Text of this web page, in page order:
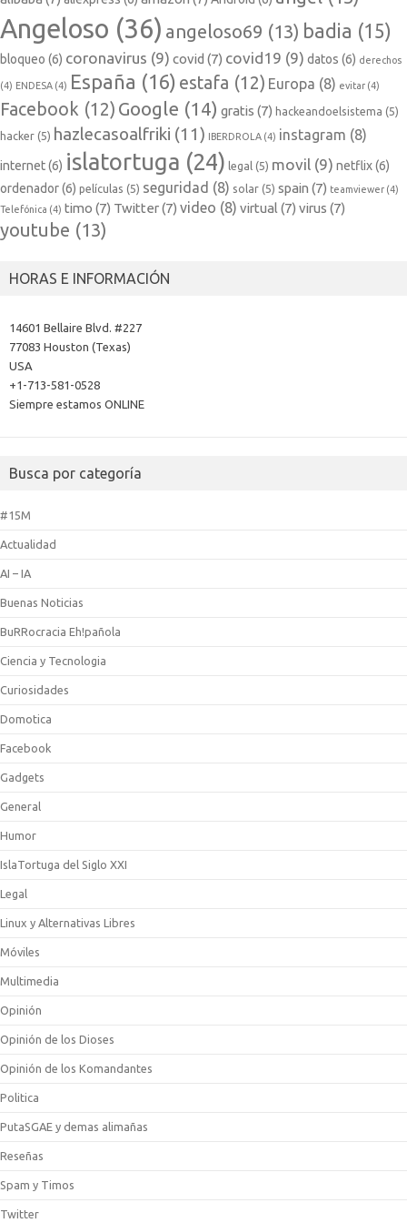
Angeloso (36) angeloso69 (13) badia (15)
bloqueo (6) coronavirus (9) covid (7) covid19 (9) datos (6) derechos
(4) ENDESA (4) España (16) estafa (12) Europa (8) evitar (4)
Facebook (12) Google (14) gratis (7) hackeandoelsistema (5)
hacker (5) hazlecasoalfriki (11) IBERDROLA (4) instagram (8)
internet(6) islatortuga (24) legal (5) movil (9) netflix(6)
ordenador(6) películas (5) seguridad (8) solar (5) spain (7) teamviewer (4)
Telefónica (4) timo (7) Twitter(7) video (8) virtual (7) virus (7)
youtube (13)
HORAS E INFORMACIÓN
14601 Bellaire Blvd. #227
77083 Houston (Texas)
USA
+1-713-581-0528
Siempre estamos ONLINE
Busca por categoría
#15M
Actualidad
AI – IA
Buenas Noticias
BuRRocracia Eh!pañola
Ciencia y Tecnologia
Curiosidades
Domotica
Facebook
Gadgets
General
Humor
IslaTortuga del Siglo XXI
Legal
Linux y Alternativas Libres
Móviles
Multimedia
Opinión
Opinión de los Dioses
Opinión de los Komandantes
Politica
PutaSGAE y demas alimañas
Reseñas
Spam y Timos
Twitter